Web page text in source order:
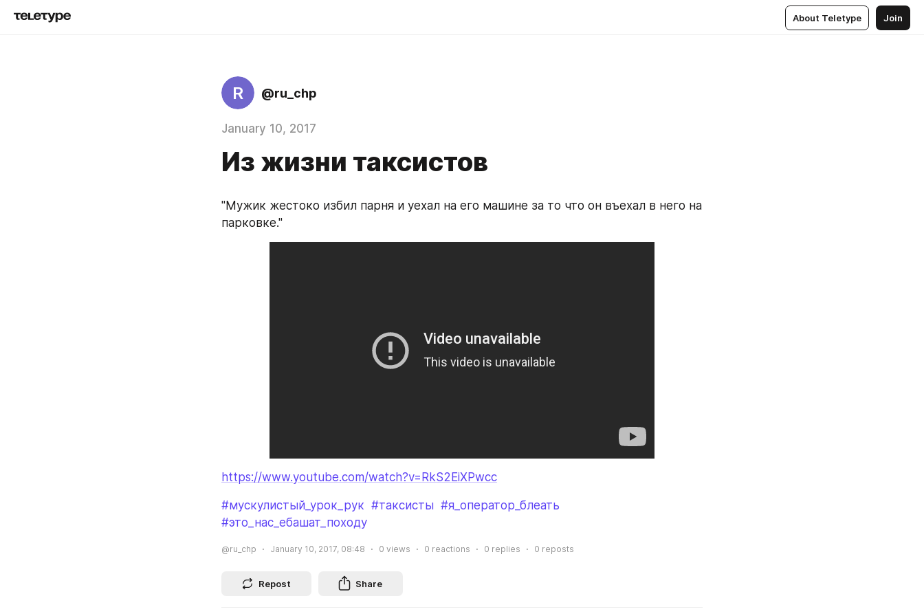
About Teletype Join
R @ru_chp
January 10, 2017
Из жизни таксистов
"Мужик жестоко избил парня и уехал на его машине за то что он въехал в него на
парковке."
https://www.youtube.com/watch?v=RkS2EiXPwcc
#мускулистый_урок_рук #таксисты #я_оператор_блеать
#это_нас_ебашат_походу
@ru_chp January 10, 2017, 08:48 0 views 0 reactions 0 replies 0 reposts
Repost Share